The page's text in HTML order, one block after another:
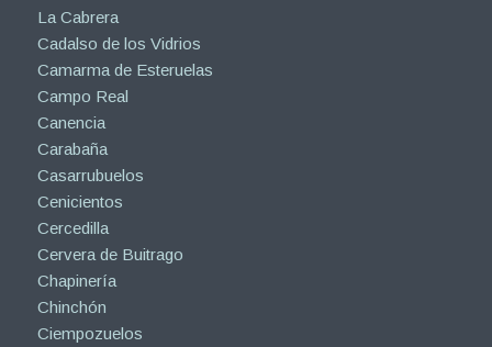
La Cabrera
Cadalso de los Vidrios
Camarma de Esteruelas
Campo Real
Canencia
Carabaña
Casarrubuelos
Cenicientos
Cercedilla
Cervera de Buitrago
Chapinería
Chinchón
Ciempozuelos